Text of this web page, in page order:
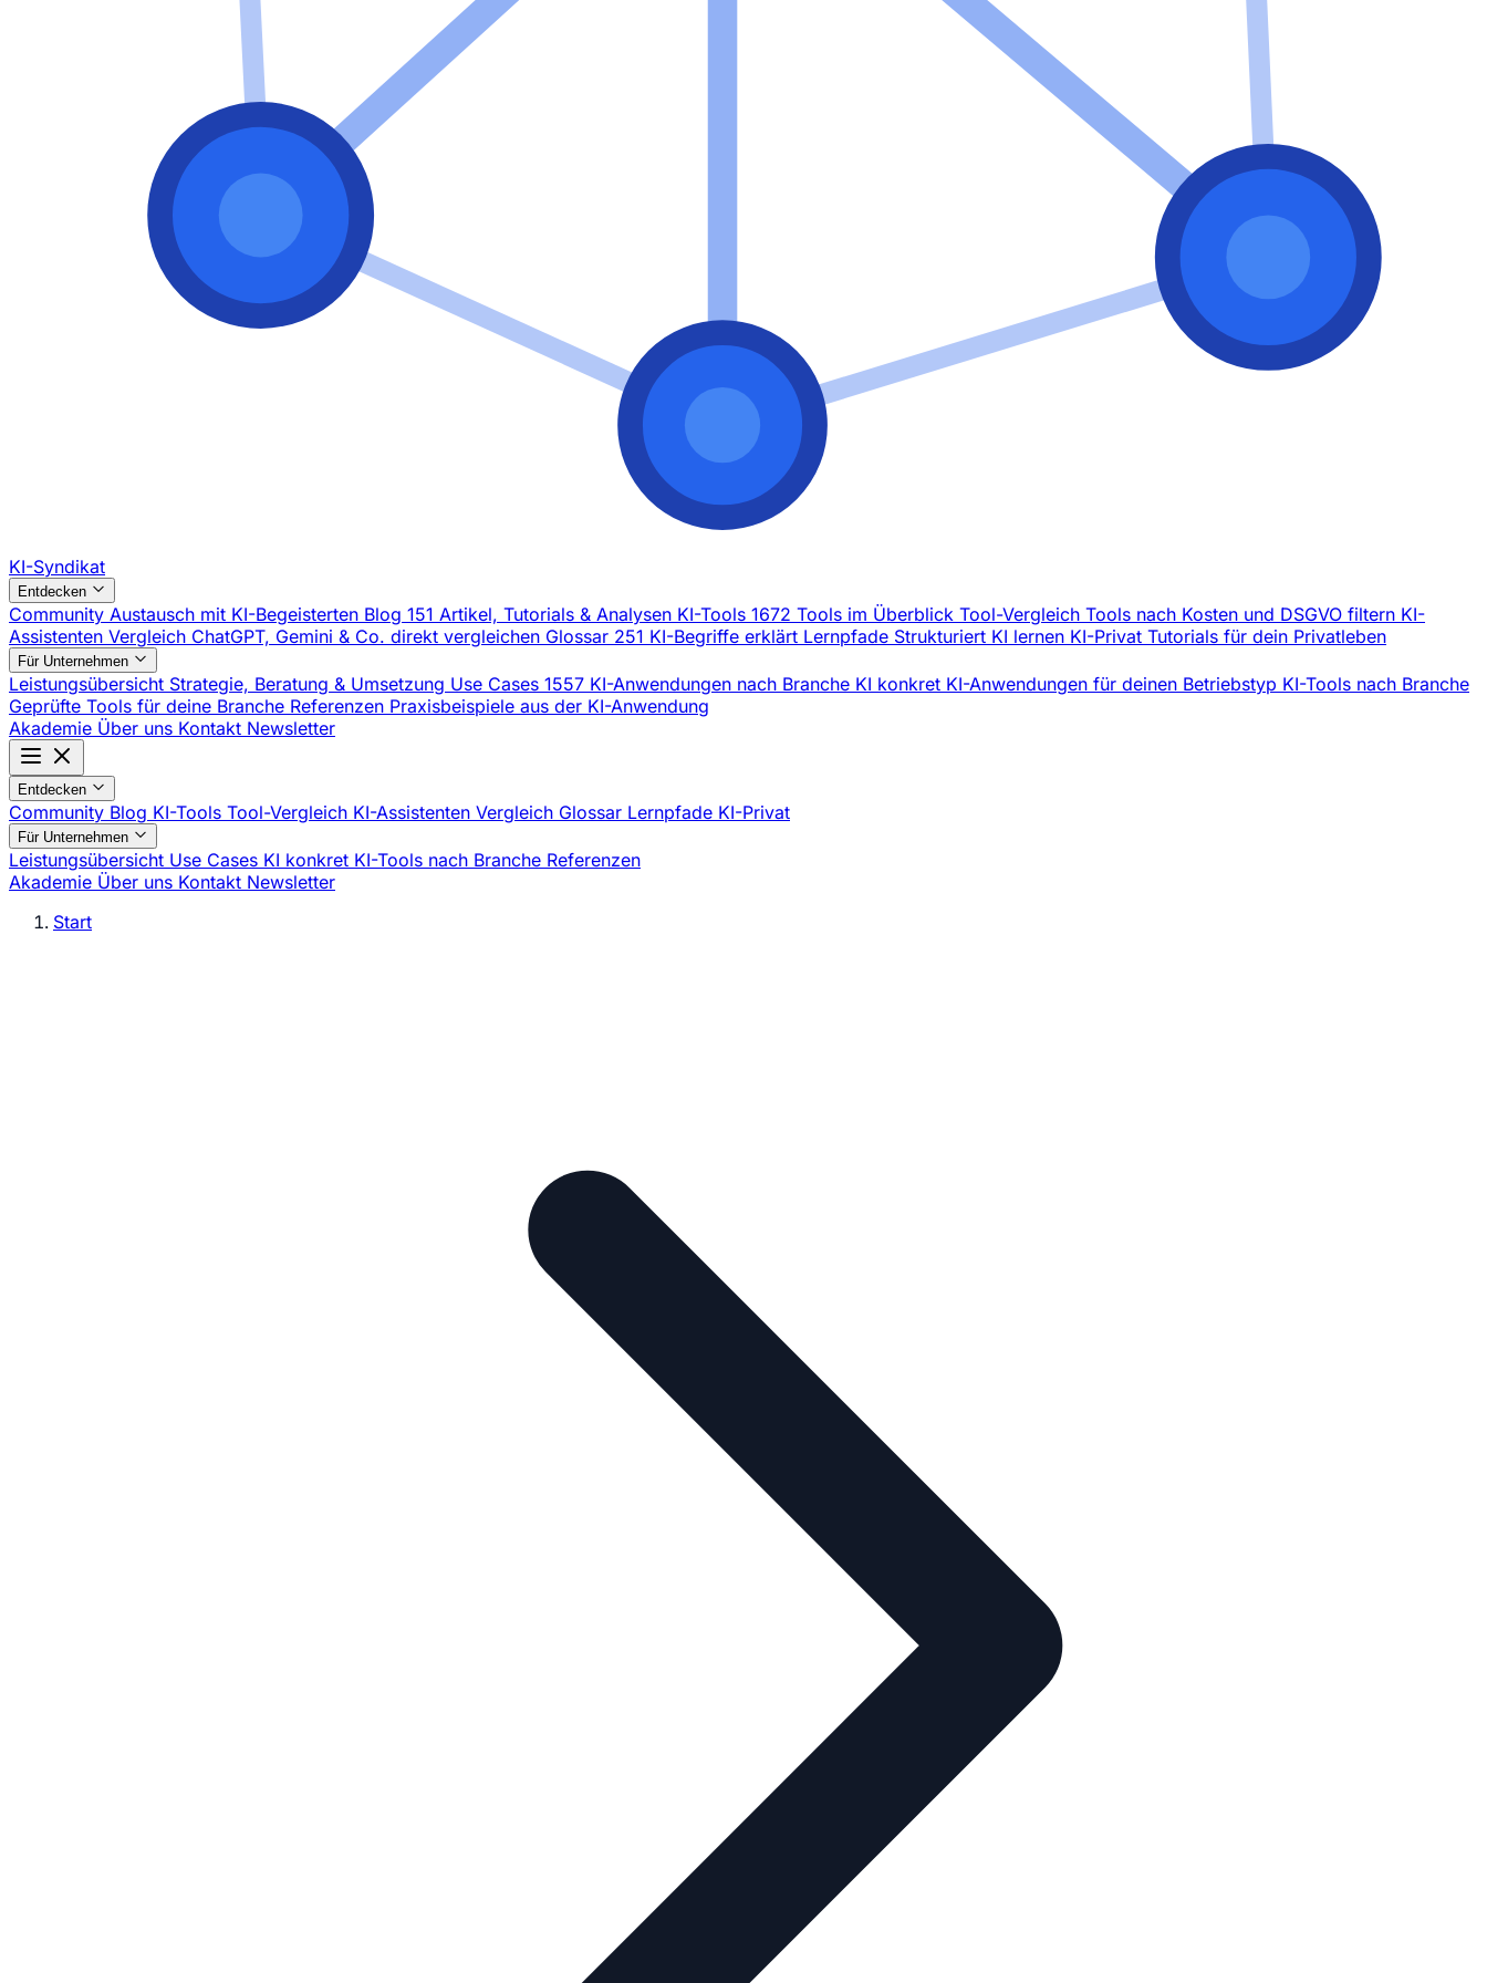
KI-Syndikat
Entdecken
Community Austausch mit KI-Begeisterten Blog 151 Artikel, Tutorials & Analysen KI-Tools 1672 Tools im Überblick Tool-Vergleich Tools nach Kosten und DSGVO filtern KI-
Assistenten Vergleich ChatGPT, Gemini & Co. direkt vergleichen Glossar 251 KI-Begriffe erklärt Lernpfade Strukturiert KI lernen KI-Privat Tutorials für dein Privatleben
Für Unternehmen
Leistungsübersicht Strategie, Beratung & Umsetzung Use Cases 1557 KI-Anwendungen nach Branche KI konkret KI-Anwendungen für deinen Betriebstyp KI-Tools nach Branche
Geprüfte Tools für deine Branche Referenzen Praxisbeispiele aus der KI-Anwendung
Akademie Über uns Kontakt Newsletter
Entdecken
Community Blog KI-Tools Tool-Vergleich KI-Assistenten Vergleich Glossar Lernpfade KI-Privat
Für Unternehmen
Leistungsübersicht Use Cases KI konkret KI-Tools nach Branche Referenzen
Akademie Über uns Kontakt Newsletter
Start